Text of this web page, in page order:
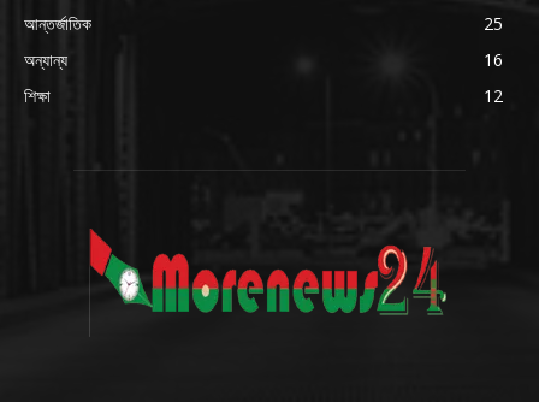
আন্তর্জাতিক
25
অন্যান্য
16
শিক্ষা
12